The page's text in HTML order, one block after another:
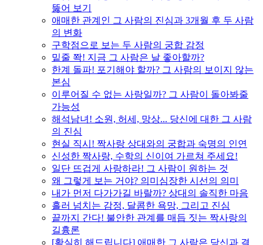
뚫어 보기
애매한 관계인 그 사람의 진심과 3개월 후 두 사람
의 변화
구학점으로 보는 두 사람의 궁합 감정
밑줄 쫙! 지금 그 사람은 날 좋아할까?
한계 돌파! 포기해야 할까? 그 사람의 보이지 않는
본심
이루어질 수 없는 사랑일까? 그 사람이 돌아봐줄
가능성
해석남녀! 소원, 허세, 망상... 당신에 대한 그 사람
의 진심
현실 직시! 짝사랑 상대와의 궁합과 숙명의 인연
신성한 짝사랑, 수학의 신이여 가르쳐 주세요!
일단 뜨겁게 사랑하라! 그 사람이 원하는 것
왜 그렇게 보는 거야? 의미심장한 시선의 의미
내가 먼저 다가가길 바랄까? 상대의 솔직한 마음
흘러 넘치는 감정, 달콤한 욕망, 그리고 진심
끝까지 간다! 불안한 관계를 매듭 짓는 짝사랑의
길흉론
[확실히 해드립니다] 애매한 그 사람은 당신과 결